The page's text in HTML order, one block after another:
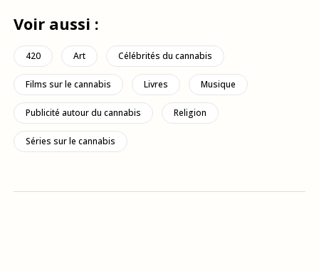
Voir aussi :
420 Art Célébrités du cannabis
Films sur le cannabis Livres Musique
Publicité autour du cannabis Religion
Séries sur le cannabis